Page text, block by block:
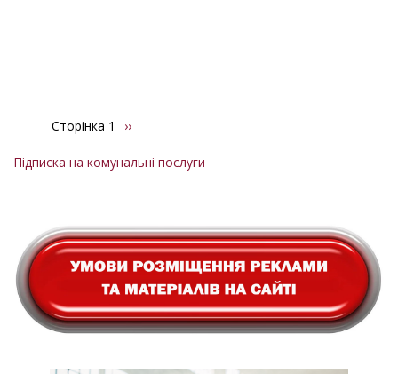
Розбивка
сторінки
Сторінка 1
Наступна
››
Підписка на комунальні послуги